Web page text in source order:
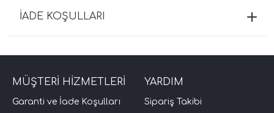
İADE KOŞULLARI
MÜŞTERİ HİZMETLERİ
Garanti ve İade Koşulları
YARDIM
Sipariş Takibi